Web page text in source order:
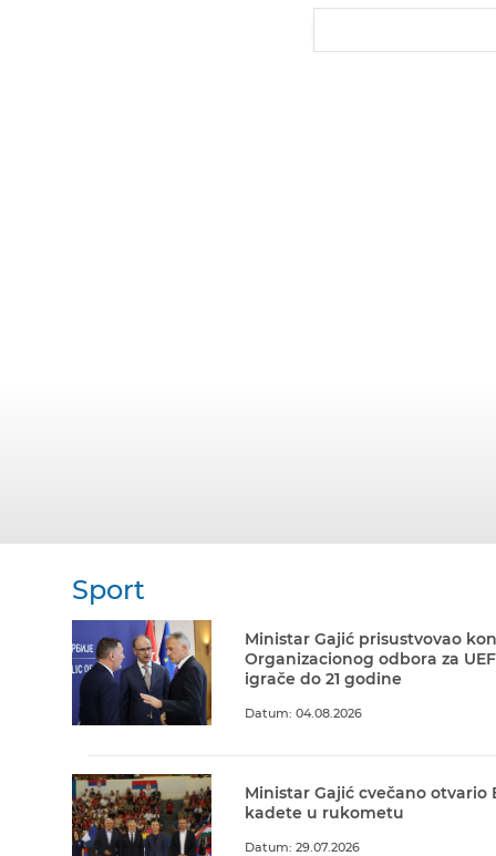
Sport
Ministar Gajić prisustvovao
Organizacionog odbora za
igrače do 21 godine
Datum: 04.08.2026
Ministar Gajić cvečano otvario
kadete u rukometu
Datum: 29.07.2026